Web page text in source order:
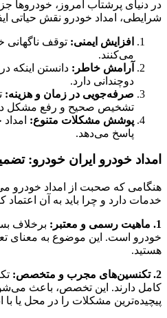
در دنیای پرشتاب امروز، خودروها
شرایطی، امداد خودرو نقش حیاتی
افزایش ایمنی: توقف ناگهانی
می‌کنند.
آرامش خاطر: دانستن اینکه
دوچندانی دارد.
صرفه‌جویی در زمان و هزینه:
تشخیص صحیح و رفع مشکل در
پوشش مشکلات متنوع:
پاسخ می‌دهد.
امداد خودرو ایران خودرو:
هنگامی که صحبت از امداد خودرو
خدمات دارد و چرا باید به آن اعتماد
1. ماهیت رسمی و معتبر:
برخلاف
خودرو است. این موضوع به معنای
هستید.
2. تکنسین‌های مجرب و متخصص:
کامل دارند. این تخصص، باعث
پیچیده‌ترین مشکلات را در محل یا